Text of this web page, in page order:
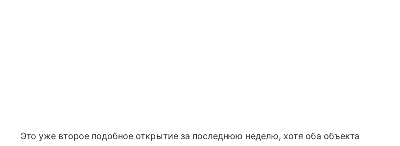
Это уже второе подобное открытие за последнюю неделю, хотя оба объекта